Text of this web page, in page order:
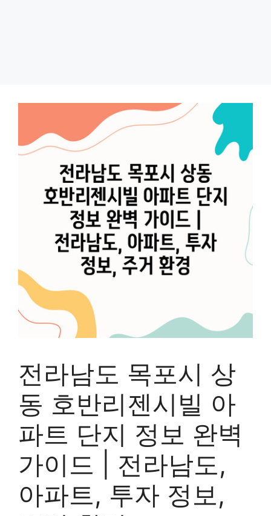
전라남도 목포시 상
동 호반리젠시빌 아
파트 단지 정보 완벽
가이드 | 전라남도,
아파트, 투자 정보,